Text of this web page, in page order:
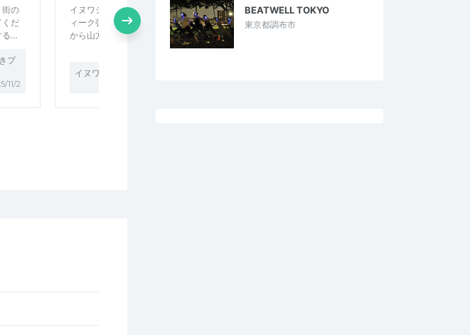
街の
くだ
る…
プ
11/2
イヌワシプロギングin卯辰山 海ゴミゼロウ
ィーク強化週間に合わせて、先週の海沿い
から山方面のプロギングに参加しました…
イヌワシお絵かきプロギング
醤油の町大野をゴミ拾いしながら楽しみな
がら歩き、そしてGPSを使ってのアートラ
BEATWELL TOKYO
東京都調布市